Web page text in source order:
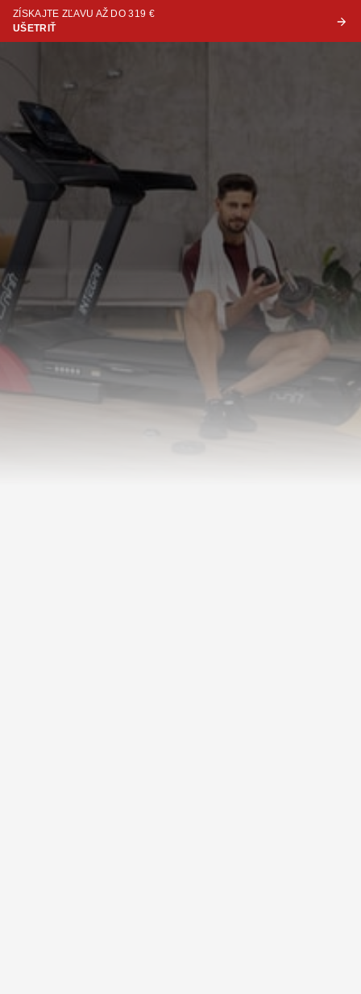
ZÍSKAJTE ZĽAVU AŽ DO 319 €
UŠETRIŤ